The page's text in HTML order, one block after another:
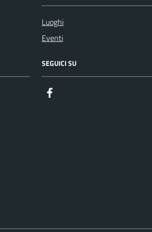
Luoghi
Eventi
SEGUICI SU